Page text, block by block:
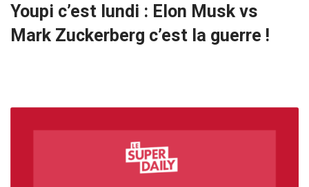
Youpi c’est lundi : Elon Musk vs
Mark Zuckerberg c’est la guerre !